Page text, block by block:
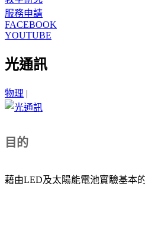
服務申請
FACEBOOK
YOUTUBE
光通訊
物理 |
目的
藉由LED及太陽能電池實驗基本